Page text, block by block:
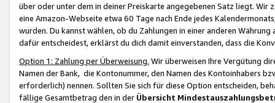
über oder unter dem in deiner Preiskarte angegebenen Satz liegt.
eine Amazon-Webseite etwa 60 Tage nach Ende jedes
wurden. Du kannst wählen, ob du Zahlungen in einer anderen
dafür entscheidest, erklärst du dich damit einverstanden, dass die
Option 1: Zahlung per Überweisung. Wir überweisen Ihre Vergütung
Namen der Bank, die Kontonummer, den Namen des Kontoinhabers
erforderlich) nennen. Sollten Sie sich für diese Option entscheiden,
fällige Gesamtbetrag den in der Übersicht